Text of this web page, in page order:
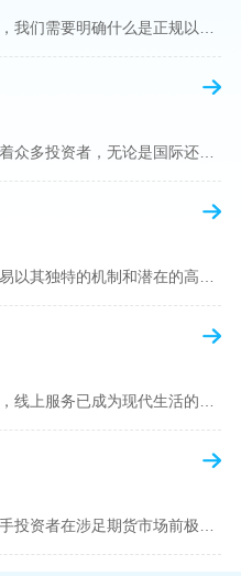
期货市场一直以其独特的魅力吸引着众多投资者，无论是国际还是国内场景下，其波澜壮阔的市场行情都给予了投资者无限遐想。今天，我们将深入探讨一个特别的问题——"国内期货可以做空吗"？这个问题不仅关乎投资者的策略布局，更涉及到期货市场机制的基本理解。在深入探讨之前，我们首先需要明确几个期货市场的基础概念。期货，是指在标准化合约基础上，双方承诺在未来某一特定时间以约定价格买卖一定数量的商品或金融产品的合约。它允訸投资者通过买入（做多）或卖出（做空）合约来预测未来价格的变动。我们来揭开国